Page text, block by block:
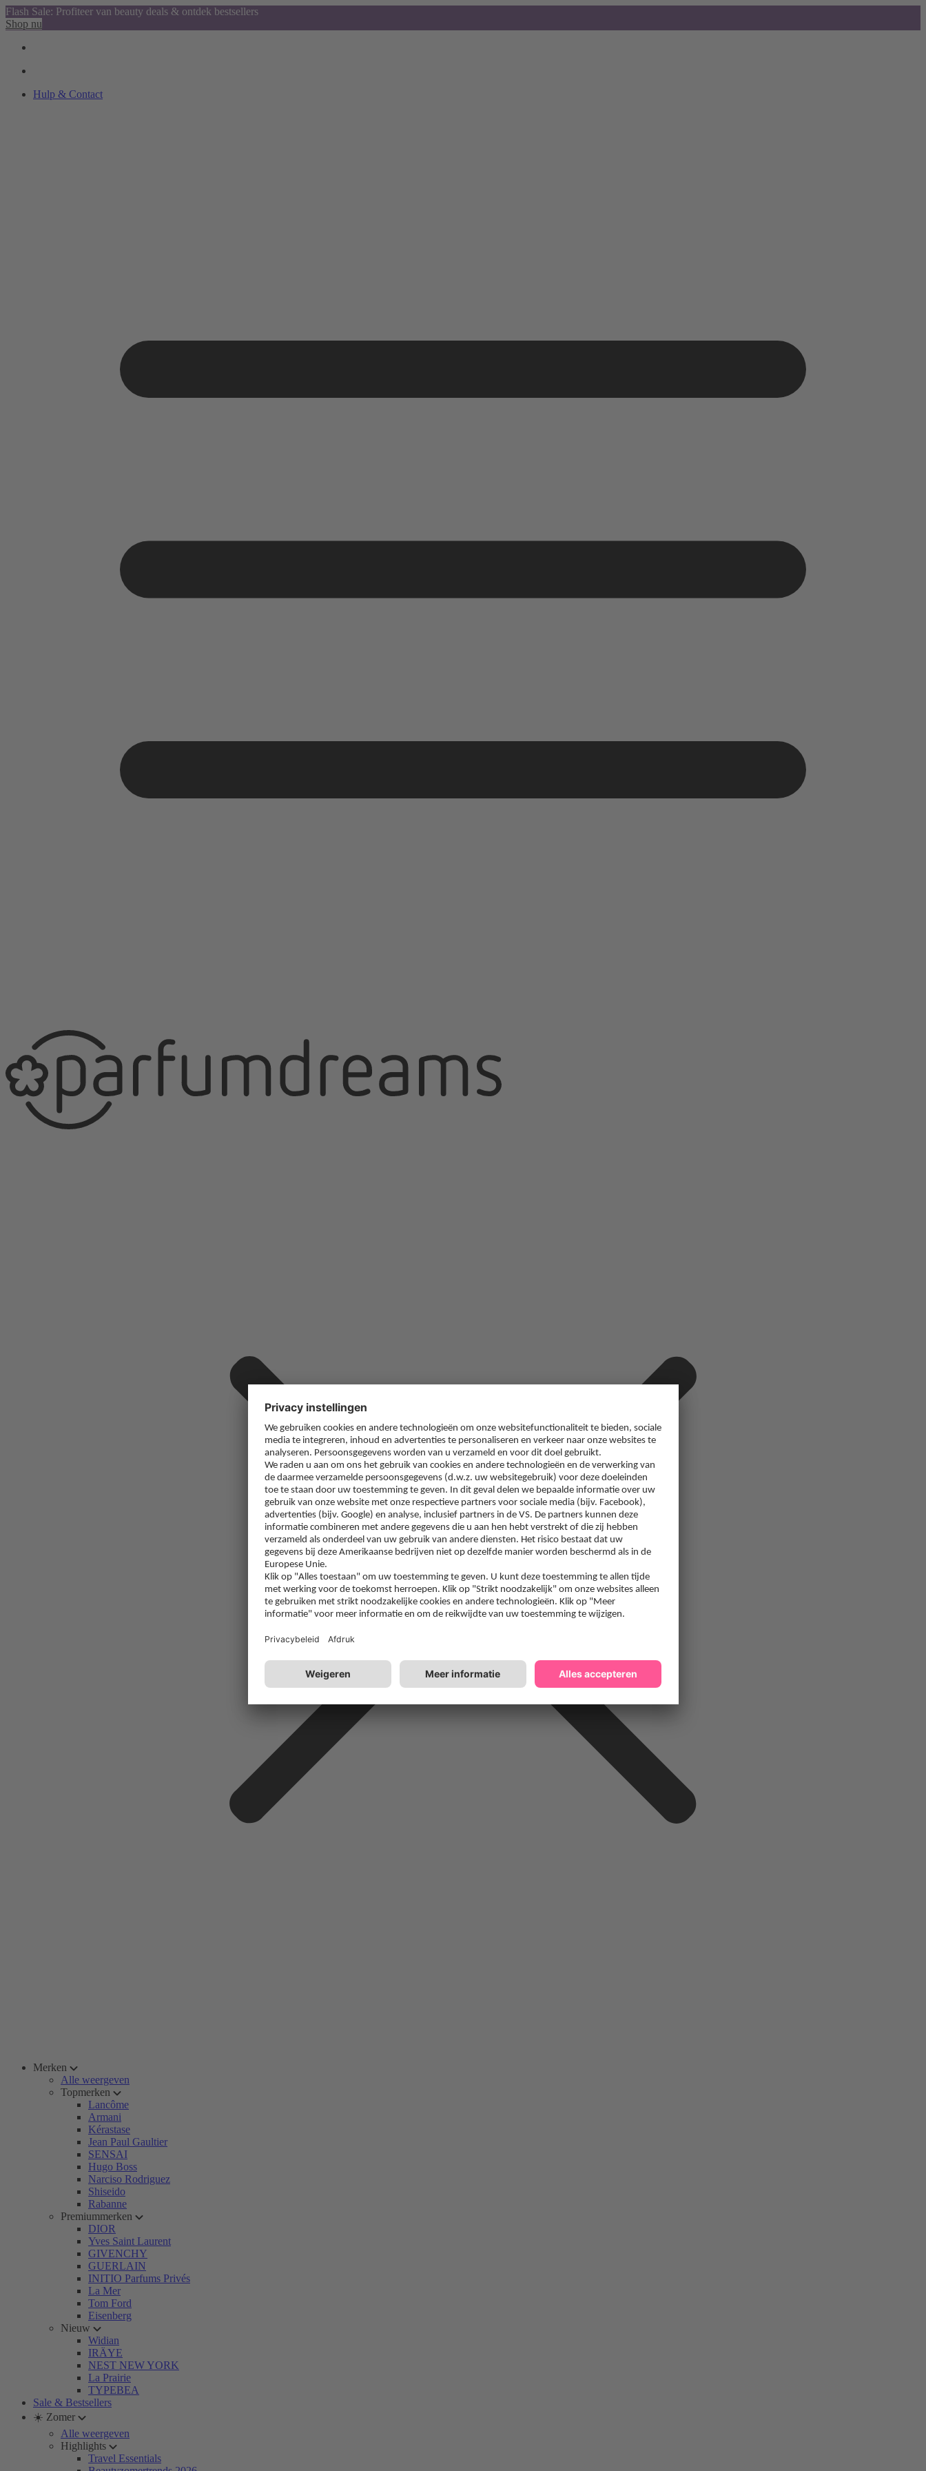
Flash Sale: Profiteer van beauty deals & ontdek bestsellers
Shop nu
Hulp & Contact
Merken
Alle weergeven
Topmerken
Lancôme
Armani
Kérastase
Jean Paul Gaultier
SENSAI
Hugo Boss
Narciso Rodriguez
Shiseido
Rabanne
Premiummerken
DIOR
Yves Saint Laurent
GIVENCHY
GUERLAIN
INITIO Parfums Privés
La Mer
Tom Ford
Eisenberg
Nieuw
Widian
IRÄYE
NEST NEW YORK
La Prairie
TYPEBEA
Sale & Bestsellers
☀️ Zomer
Alle weergeven
Highlights
Travel Essentials